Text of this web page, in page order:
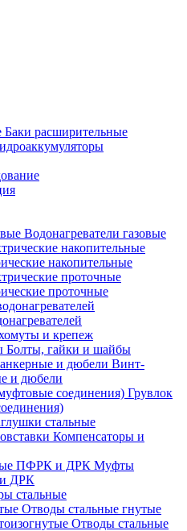
Баки расширительные
Водонагреватели газовые
накопительные
проточные
и крепеж
Болты, гайки и шайбы
Винт-
и дюбели
Грувлок
стальные
Компенсаторы и
Муфты
ДРК
стальные
Отводы стальные гнутые
Отводы стальные